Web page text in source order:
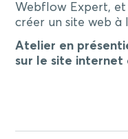
Webflow Expert, et
créer un site web à
Atelier en
sur le site internet